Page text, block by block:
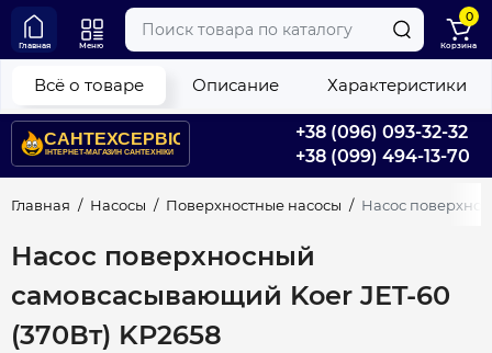
+38 (096) 093-32-32
+38 (099) 494-13-70
Главная Меню
0
Корзина
Главная Насосы Поверхностные насосы Насос
Насос поверхносный
самовсасывающий Koer JET-60
(370Вт) KP2658
Всё о товаре Описание Характеристики